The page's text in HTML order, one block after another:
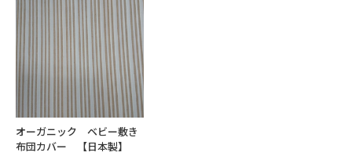
オーガニック ベビー敷き
布団カバー 【日本製】